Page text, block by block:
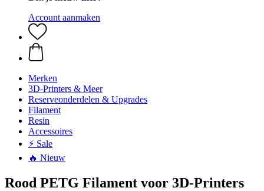
Account aanmaken
Merken
3D-Printers & Meer
Reserveonderdelen & Upgrades
Filament
Resin
Accessoires
⚡ Sale
🔥 Nieuw
Rood PETG Filament voor 3D-Printers